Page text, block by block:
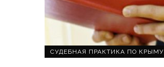
СУДЕБНАЯ ПРАКТИКА ПО КРЫМУ